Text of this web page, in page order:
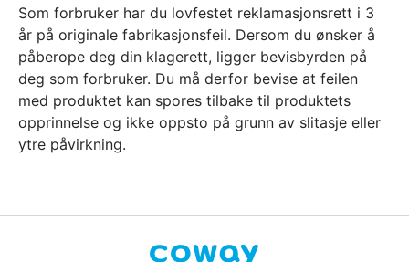
Som forbruker har du lovfestet reklamasjonsrett i 3
år på originale fabrikasjonsfeil. Dersom du ønsker å
påberope deg din klagerett, ligger bevisbyrden på
deg som forbruker. Du må derfor bevise at feilen
med produktet kan spores tilbake til produktets
opprinnelse og ikke oppsto på grunn av slitasje eller
ytre påvirkning.